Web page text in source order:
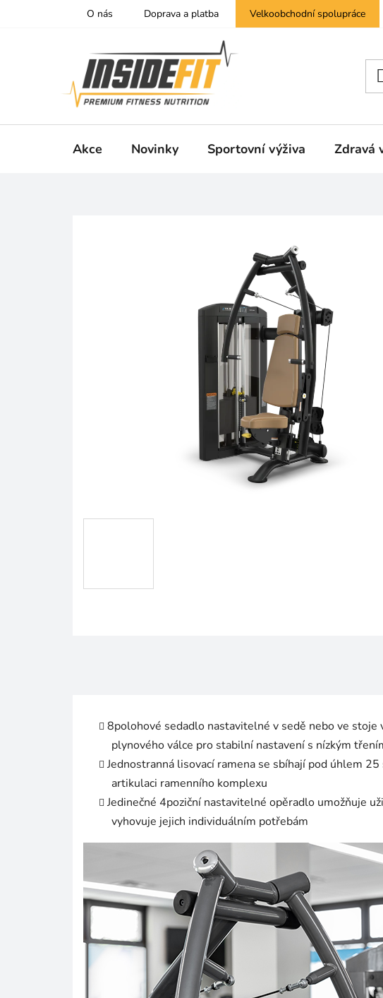
O nás Doprava a platba Velkoobchodní spolupráce
Akce Novinky Sportovní výživa Zdravá
8polohové sedadlo nastavitelné v sedě nebo ve
plynového válce pro stabilní nastavení s nízkým
Jednostranná lisovací ramena se sbíhají pod úhlem
artikulaci ramenního komplexu
Jedinečné 4poziční nastavitelné opěradlo umožňuje
vyhovuje jejich individuálním potřebám